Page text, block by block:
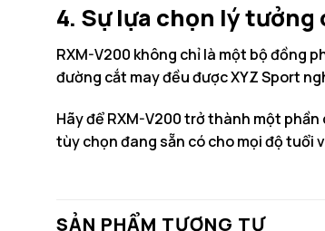
4. Sự lựa chọn lý
RXM-V200 không chỉ là một bộ đồng
đường cắt may đều được XYZ Sport
Hãy để RXM-V200 trở thành một
tùy chọn đang sẵn có cho mọi độ tuổi
SẢN PHẨM TƯƠNG TỰ